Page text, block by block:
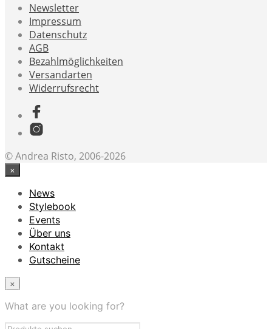
Newsletter
Impressum
Datenschutz
AGB
Bezahlmöglichkeiten
Versandarten
Widerrufsrecht
© Andrea Risto, 2006-2026
×
News
Stylebook
Events
Über uns
Kontakt
Gutscheine
×
What are you looking for?